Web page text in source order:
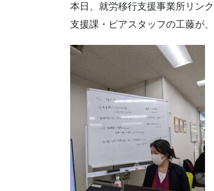
本日、就労移行支援事業所リン
支援課・ピアスタッフの工藤が